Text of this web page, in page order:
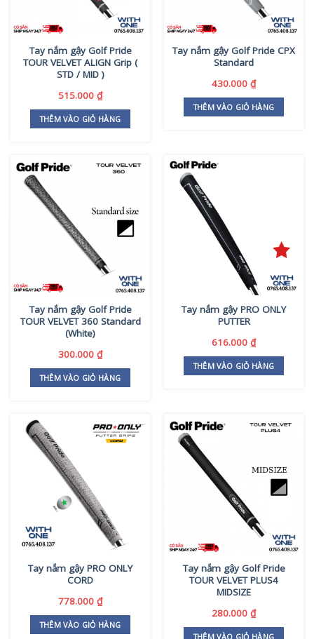
Tay nắm gậy Golf Pride
TOUR VELVET ALIGN Grip (
STD / MID )
515.000 ₫
THÊM VÀO GIỎ HÀNG
Tay nắm gậy Golf Pride CPX
Standard
430.000 ₫
THÊM VÀO GIỎ HÀNG
Tay nắm gậy Golf Pride
TOUR VELVET 360 Standard
(White)
300.000 ₫
THÊM VÀO GIỎ HÀNG
Tay nắm gậy PRO ONLY
PUTTER
616.000 ₫
THÊM VÀO GIỎ HÀNG
Tay nắm gậy PRO ONLY
CORD
778.000 ₫
THÊM VÀO GIỎ HÀNG
Tay nắm gậy Golf Pride
TOUR VELVET PLUS4
MIDSIZE
280.000 ₫
THÊM VÀO GIỎ HÀNG